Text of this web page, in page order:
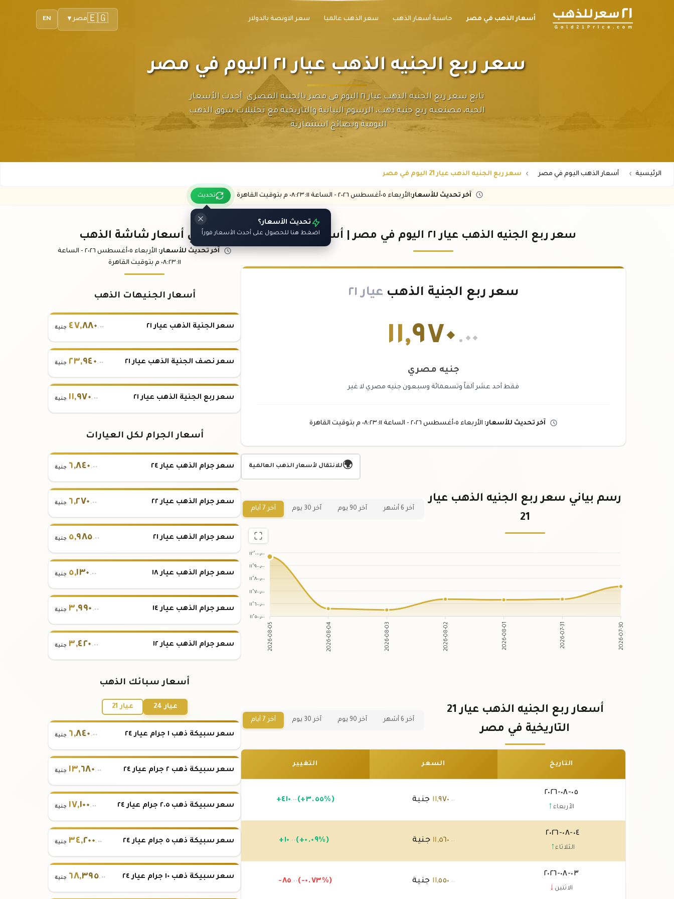
أسعار الذهب في مصر حاسبة أسعار الذهب سعر الذهب عالميا سعر الاونصة بالدولار EN 🇪🇬مصر▼
سعر ربع الجنيه الذهب عيار ٢١ اليوم في مصر
تابع سعر ربع الجنيه الذهب عيار ٢١ اليوم في مصر بالجنيه المصري. أحدث الأسعار
الحية، مصنعية ربع جنيه ذهب، الرسوم البيانية والتاريخية مع تحليلات سوق الذهب
اليومية ونصائح استثمارية.
الرئيسية أسعار الذهب اليوم في مصر سعر ربع الجنيه الذهب عيار 21 اليوم في مصر
آخر تحديث للأسعار:الأربعاء ٠٥ أغسطس ٢٠٢٦ - الساعة :١١ م بتوقيت القاهرة تحديث
تحديث الأسعار؟
اضغط هنا للحصول على أحدث الأسعار فوراً سعر ربع الجنيه الذهب عيار ٢١ اليوم في مصر | أسعار حية
سعر ربع الجنية الذهب عيار ٢١
١١,٩٧٠ .٠٠
جنيه مصري
فقط أحد عشر ألفاً وتسعمائة وسبعون جنيه مصري لا غير
آخر تحديث للأسعار: الأربعاء ٠٥ أغسطس ٢٠٢٦ - الساعة :١١ م بتوقيت القاهرة
🌍للانتقال لأسعار الذهب العالمية
رسم بياني سعر ربع الجنيه الذهب عيار
21
آخر 6 أشهر آخر 90 يوم آخر 30 يوم آخر 7 أيام
١٢٬٠٠٠٫٠٠
١١٬٩٠٠٫٠٠
١١٬٨٠٠٫٠٠
١١٬٧٠٠٫٠٠
١١٬٦٠٠٫٠٠
١١٬٥٠٠٫٠٠
2026-08-05 2026-08-04 2026-08-03 2026-08-02 2026-08-01 2026-07-31 2026-07-30
أسعار ربع الجنيه الذهب عيار 21
التاريخية في مصر
آخر 6 أشهر آخر 90 يوم آخر 30 يوم آخر 7 أيام
التاريخ السعر التغيير
٠٥-٠٨-٢٠٢٦
الأربعاء ↑
١١,٩٧٠ .٠٠ جنية +٤١٠ .٠٠ (+٣.٥٥%)
٠٤-٠٨-٢٠٢٦
الثلاثاء↑
١١,٥٦٠ .٠٠ جنية +١٠ .٠٠ (+٠.٠٩%)
٠٣-٠٨-٢٠٢٦
الاثنين ↓
١١,٥٥٠ .٠٠ جنية -٨٥ .٠٠ (-٠.٧٣%)
باقي أسعار شاشة الذهب
آخر تحديث للأسعار: الأربعاء ٠٥ أغسطس ٢٠٢٦ -
الساعة
٠٨:٢٣:١١ م بتوقيت القاهرة
أسعار الجنيهات الذهب
سعر الجنية الذهب عيار ٢١ ٤٧,٨٨٠.٠٠ جنية
سعر نصف الجنية الذهب عيار ٢١ ٢٣,٩٤٠.٠٠ جنية
سعر ربع الجنية الذهب عيار ٢١ ١١,٩٧٠.٠٠ جنية
أسعار الجرام لكل العيارات
سعر جرام الذهب عيار ٢٤ ٦,٨٤٠ .٠٠ جنية
سعر جرام الذهب عيار ٢٢ ٦,٢٧٠ .٠٠ جنية
سعر جرام الذهب عيار ٢١ ٥,٩٨٥.٠٠ جنية
سعر جرام الذهب عيار ١٨ ٥,١٣٠ .٠٠ جنية
سعر جرام الذهب عيار ١٤ ٣,٩٩٠ .٠٠ جنية
سعر جرام الذهب عيار ١٢ ٣,٤٢٠ .٠٠ جنية
أسعار سبائك الذهب
عيار 24 عيار 21
سعر سبيكة ذهب ١ جرام عيار ٢٤ ٦,٨٤٠ .٠٠ جنية
سعر سبيكة ذهب ٢ جرام عيار ٢٤ ١٣,٦٨٠.٠٠ جنية
سعر سبيكة ذهب ٢.٥ جرام عيار ٢٤ ١٧,١٠٠.٠٠ جنية
سعر سبيكة ذهب ٥ جرام عيار ٢٤ ٣٤,٢٠٠.٠٠ جنية
سعر سبيكة ذهب ١٠ جرام عيار ٢٤ ٦٨,٣٩٥.٠٠ جنية